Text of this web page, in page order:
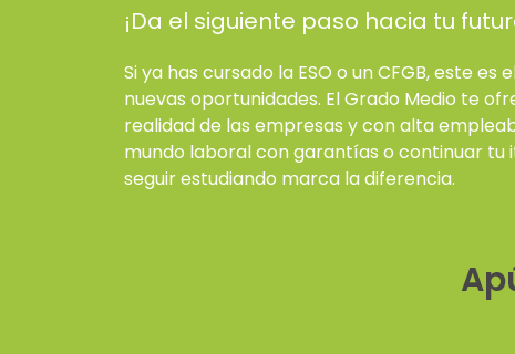
¡Da el siguiente paso hacia tu
Si ya has cursado la ESO o un CFGB, este
nuevas oportunidades. El Grado Medio te
realidad de las empresas y con alta
mundo laboral con garantías o continuar tu
seguir estudiando marca la diferencia.